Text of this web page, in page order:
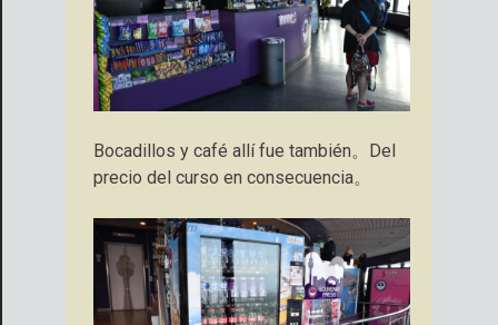
Bocadillos y café allí fue también。Del
precio del curso en consecuencia。